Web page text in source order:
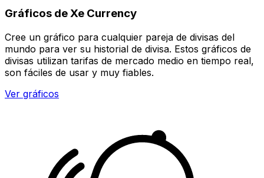
Gráficos de Xe Currency
Cree un gráfico para cualquier pareja de divisas del
mundo para ver su historial de divisa. Estos gráficos de
divisas utilizan tarifas de mercado medio en tiempo real,
son fáciles de usar y muy fiables.
Ver gráficos